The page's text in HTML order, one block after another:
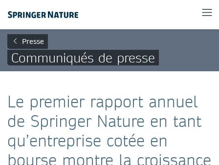
Presse
Communiqués de presse
Le premier rapport annuel
de Springer Nature en tant
qu’entreprise cotée en
bourse montre la croissance